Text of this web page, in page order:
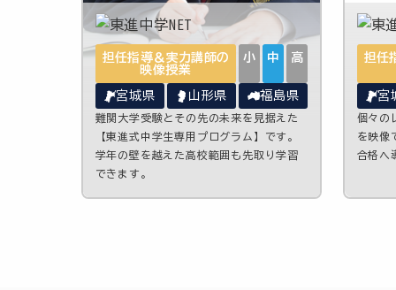
担任指導＆実力講師の
映像授業
小 中 高
宮城県 山形県 福島県
難関大学受験とその先の未来を見据えた
【東進式中学生専用プログラム】です。
学年の壁を越えた高校範囲も先取り学習
できます。
担任
宮
個々の
を映像
合格へ